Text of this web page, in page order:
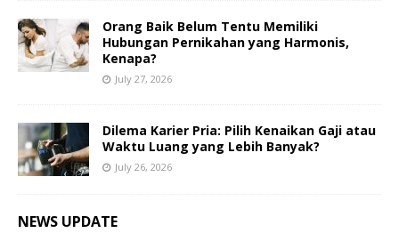
Orang Baik Belum Tentu Memiliki
Hubungan Pernikahan yang Harmonis,
Kenapa?
July 27, 2026
Dilema Karier Pria: Pilih Kenaikan Gaji atau
Waktu Luang yang Lebih Banyak?
July 26, 2026
NEWS UPDATE